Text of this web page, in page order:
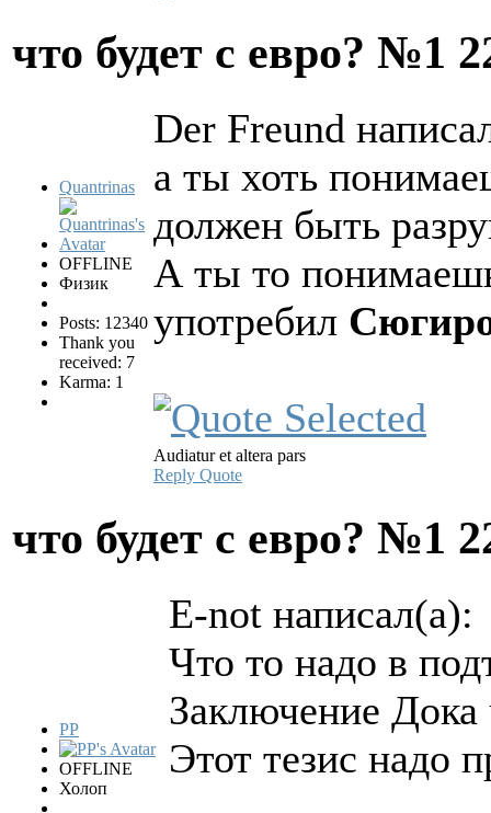
что будет с евро? №1
Quantrinas
OFFLINE
Физик
Posts: 12340
Thank you
received: 7
Karma: 1
Der Freund
а ты хоть
должен быть
А ты то
употребил
Audiatur et altera pars
Reply Quote
что будет с евро? №1
PP
OFFLINE
Холоп
E-not написал(а):
Что то надо в
Заключение Дока
Этот тезис надо